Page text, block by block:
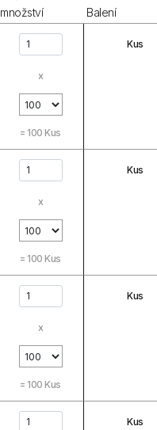
množství
Balení
x
= 100 Kus
Kus
x
= 100 Kus
Kus
x
= 100 Kus
Kus
Kus